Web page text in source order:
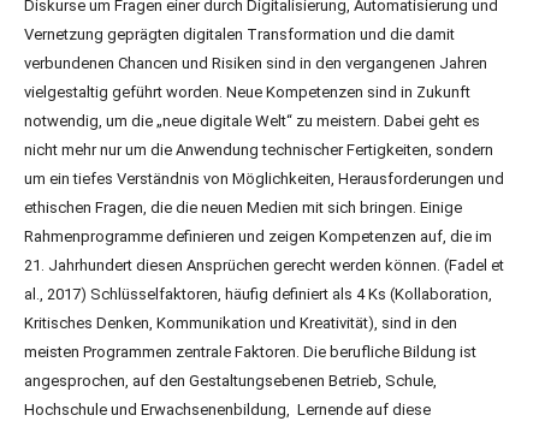
Diskurse um Fragen einer durch Digitalisierung, Automatisierung und
Vernetzung geprägten digitalen Transformation und die damit
verbundenen Chancen und Risiken sind in den vergangenen Jahren
vielgestaltig geführt worden. Neue Kompetenzen sind in Zukunft
notwendig, um die „neue digitale Welt“ zu meistern. Dabei geht es
nicht mehr nur um die Anwendung technischer Fertigkeiten, sondern
um ein tiefes Verständnis von Möglichkeiten, Herausforderungen und
ethischen Fragen, die die neuen Medien mit sich bringen. Einige
Rahmenprogramme definieren und zeigen Kompetenzen auf, die im
21. Jahrhundert diesen Ansprüchen gerecht werden können. (Fadel et
al., 2017) Schlüsselfaktoren, häufig definiert als 4 Ks (Kollaboration,
Kritisches Denken, Kommunikation und Kreativität), sind in den
meisten Programmen zentrale Faktoren. Die berufliche Bildung ist
angesprochen, auf den Gestaltungsebenen Betrieb, Schule,
Hochschule und Erwachsenenbildung, Lernende auf diese